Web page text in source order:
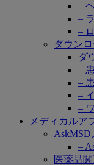
–
–
–
ダウン
ダ
–
–
–
–
メディカルア
–
医薬品